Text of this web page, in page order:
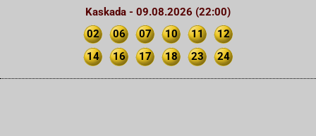
Kaskada - 09.08.2026 (22:00)
02
06 07 10 11
12
14
16 17 18 23 24